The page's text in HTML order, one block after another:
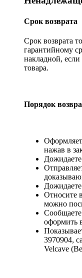
Срок возврата
Срок возврата
гарантийному
накладной,
товара.
Порядок
нажав в
Относите
можно
оформить
3970904,
Velcave